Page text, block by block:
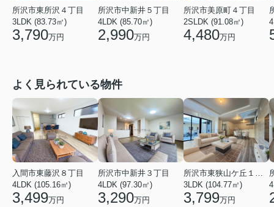
所沢市東所沢４丁目
3LDK (83.73㎡)
3,790万円
所沢市中新井５丁目
4LDK (85.70㎡)
2,990万円
所沢市美原町４丁目
2SLDK (91.08㎡)
4,480万円
よく見られている物件
入間市東藤沢８丁目
4LDK (105.16㎡)
3,499万円
所沢市中新井３丁目
4LDK (97.30㎡)
3,290万円
所沢市東狭山ケ丘１丁目
3LDK (104.77㎡)
3,799万円